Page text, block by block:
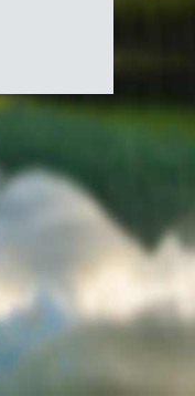
Symbole
du